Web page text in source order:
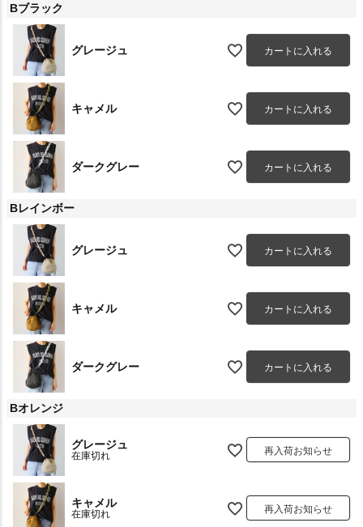
Bブラック
グレージュ カートに入れる
キャメル カートに入れる
ダークグレー カートに入れる
Bレインボー
グレージュ カートに入れる
キャメル カートに入れる
ダークグレー カートに入れる
Bオレンジ
グレージュ
在庫切れ 再入荷お知らせ
キャメル
在庫切れ 再入荷お知らせ